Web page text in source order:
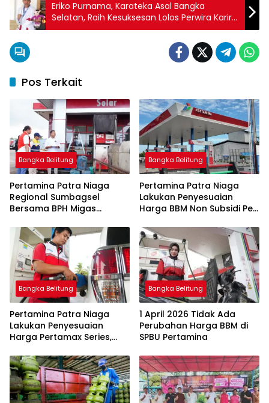
Eriko Purnama, Karateka Asal Bangka
Selatan, Raih Kesuksesan Lolos Perwira Karir
TNI AD 2024
Pos Terkait
Bangka Belitung
Pertamina Patra Niaga
Regional Sumbagsel
Bersama BPH Migas
Penyaluran BBM Subsidi
bagi Nelayan melalui
Aplikasi XSTAR
Bangka Belitung
Pertamina Patra Niaga
Lakukan Penyesuaian
Harga BBM Non Subsidi Per
Bangka Belitung
Pertamina Patra Niaga
Lakukan Penyesuaian
Harga Pertamax Series,
Subsidi Tetap
Bangka Belitung
1 April 2026 Tidak Ada
Perubahan Harga BBM di
SPBU Pertamina